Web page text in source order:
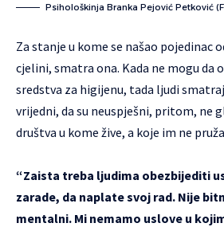
Psihološkinja Branka Pejović Petković
Za stanje u kome se našao pojedinac
cjelini, smatra ona. Kada ne mogu da
sredstva za higijenu, tada ljudi
vrijedni, da su neuspješni, pritom, ne
društva u kome žive, a koje im ne
“Zaista treba ljudima obezbijediti
zarade, da naplate svoj rad. Nije
mentalni. Mi nemamo uslove u